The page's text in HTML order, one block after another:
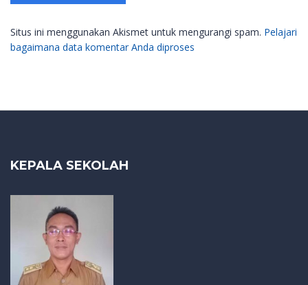
Situs ini menggunakan Akismet untuk mengurangi spam. Pelajari
bagaimana data komentar Anda diproses
KEPALA SEKOLAH